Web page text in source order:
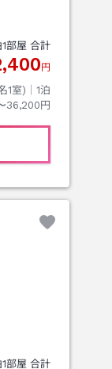
1部屋 合計
円
1室)｜ 1泊
36,200円
1部屋 合計